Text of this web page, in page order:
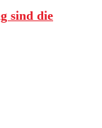
sind die